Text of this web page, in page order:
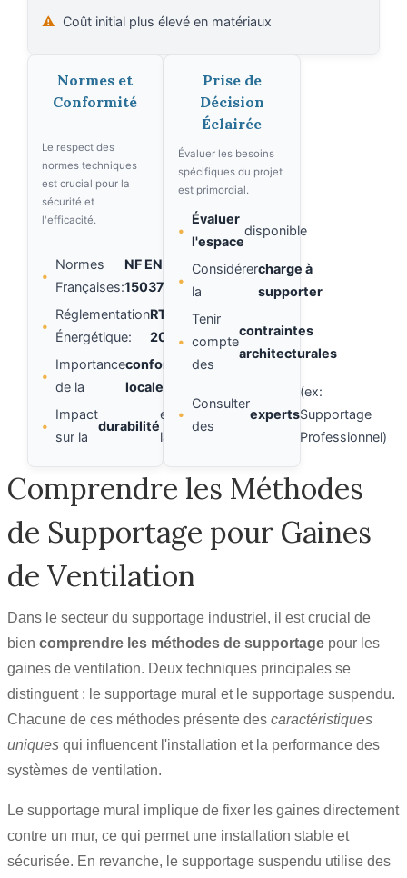
⚠️ Coût initial plus élevé en matériaux
Normes et
Conformité
Le respect des
normes techniques
est crucial pour la
sécurité et
l'efficacité.
•
Normes
Françaises:
NF EN
15037
•
Réglementation
Énergétique:
RT
2012
•
Importance
de la
conformité
locale
•
Impact
sur la
durabilité
et
la
sécurité
Prise de
Décision
Éclairée
Évaluer les besoins
spécifiques du projet
est primordial.
•
Évaluer
l'espace
disponible
•
Considérer
la
charge à
supporter
•
Tenir
compte
des
contraintes
architecturales
•
Consulter
des
experts
(ex:
Supportage
Professionnel)
Comprendre les Méthodes
de Supportage pour Gaines
de Ventilation
Dans le secteur du supportage industriel, il est crucial de
bien comprendre les méthodes de supportage pour les
gaines de ventilation. Deux techniques principales se
distinguent : le supportage mural et le supportage suspendu.
Chacune de ces méthodes présente des caractéristiques
uniques qui influencent l'installation et la performance des
systèmes de ventilation.
Le supportage mural implique de fixer les gaines directement
contre un mur, ce qui permet une installation stable et
sécurisée. En revanche, le supportage suspendu utilise des